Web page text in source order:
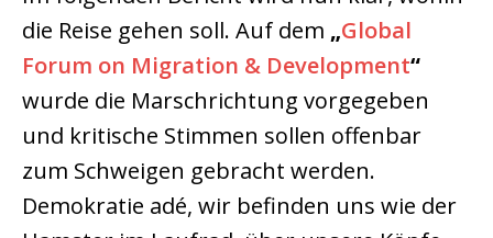
die Reise gehen soll. Auf dem „Global
Forum on Migration & Development“
wurde die Marschrichtung vorgegeben
und kritische Stimmen sollen offenbar
zum Schweigen gebracht werden.
Demokratie adé, wir befinden uns wie der